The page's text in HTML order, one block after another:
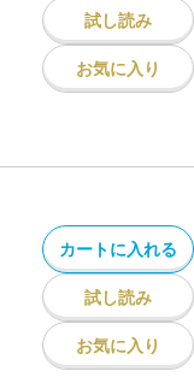
試し読み
お気に入り
カートに入れる
試し読み
お気に入り